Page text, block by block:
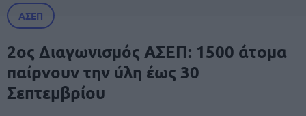
ΑΣΕΠ
2ος Διαγωνισμός ΑΣΕΠ: 1500 άτομα
παίρνουν την ύλη έως 30
Σεπτεμβρίου